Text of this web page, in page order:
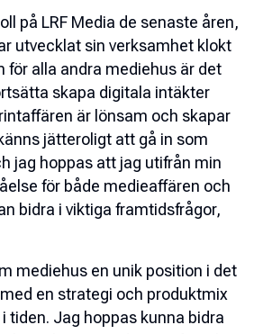
på LRF Media de senaste åren,
utvecklat sin verksamhet klokt
för alla andra mediehus är det
skapa digitala intäkter
är lönsam och skapar
jätteroligt att gå in som
jag hoppas att jag utifrån min
för både medieaffären och
bidra i viktiga framtidsfrågor,
mediehus en unik position i det
en strategi och produktmix
tiden. Jag hoppas kunna bidra